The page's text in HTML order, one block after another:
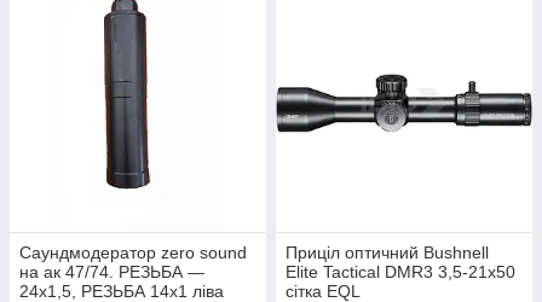
Саундмодератор zero sound
на ак 47/74. РЕЗЬБА —
24х1,5, РЕЗЬБА 14х1 ліва
Приціл оптичний Bushnell
Elite Tactical DMR3 3,5-21x50
сітка EQL